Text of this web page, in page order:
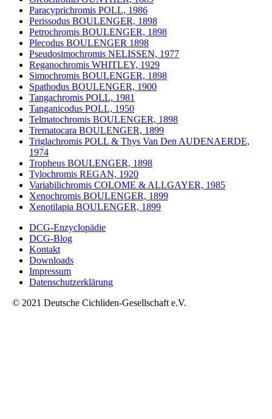
Paracyprichromis POLL, 1986
Perissodus BOULENGER, 1898
Petrochromis BOULENGER, 1898
Plecodus BOULENGER 1898
Pseudosimochromis NELISSEN, 1977
Reganochromis WHITLEY, 1929
Simochromis BOULENGER, 1898
Spathodus BOULENGER, 1900
Tangachromis POLL, 1981
Tanganicodus POLL, 1950
Telmatochromis BOULENGER, 1898
Trematocara BOULENGER, 1899
Triglachromis POLL & Thys Van Den AUDENAERDE,
1974
Tropheus BOULENGER, 1898
Tylochromis REGAN, 1920
Variabilichromis COLOME & ALLGAYER, 1985
Xenochromis BOULENGER, 1899
Xenotilapia BOULENGER, 1899
DCG-Enzyclopädie
DCG-Blog
Kontakt
Downloads
Impressum
Datenschutzerklärung
© 2021 Deutsche Cichliden-Gesellschaft e.V.